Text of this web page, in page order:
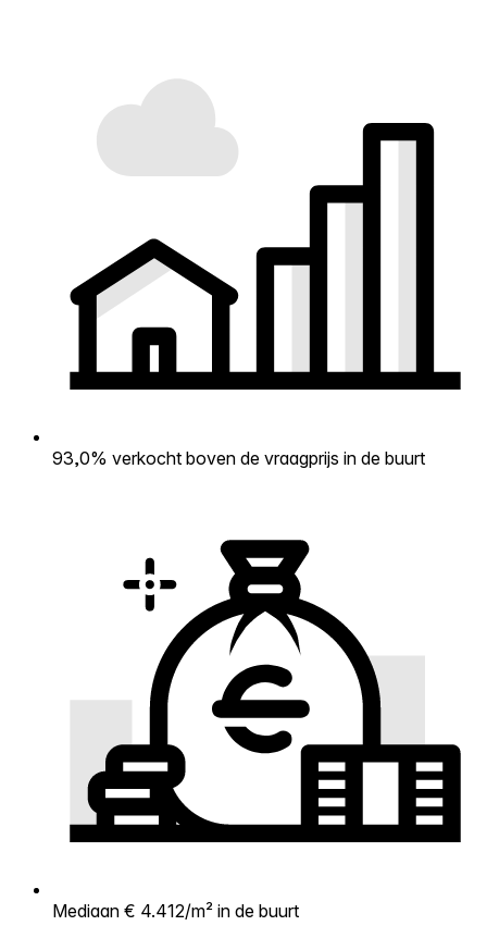
93,0% verkocht boven de vraagprijs in de buurt
Mediaan € 4.412/m² in de buurt